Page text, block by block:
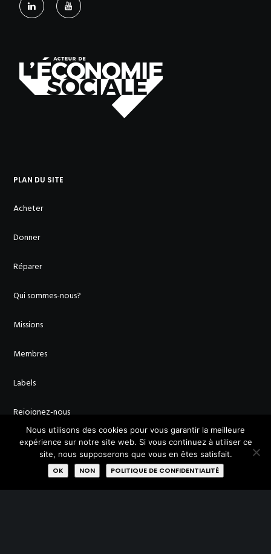
PLAN DU SITE
Acheter
Donner
Réparer
Qui sommes-nous?
Missions
Membres
Labels
Rejoignez-nous
Nous utilisons des cookies pour vous garantir la meilleure
expérience sur notre site web. Si vous continuez à utiliser ce
site, nous supposerons que vous en êtes satisfait.
OK
NON POLITIQUE DE CONFIDENTIALITÉ